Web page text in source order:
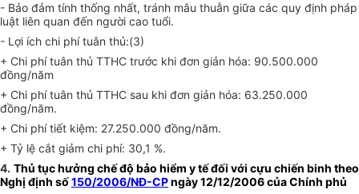
- Bảo đảm tính thống nhất, tránh mâu thuẫn giữa các quy định pháp
luật liên quan đến người cao tuổi.
- Lợi ích chi phí tuân thủ:(3)
+ Chi phí tuân thủ TTHC trước khi đơn giản hóa: 90.500.000
đồng/năm
+ Chi phí tuân thủ TTHC sau khi đơn giản hóa: 63.250.000
đồng/năm.
+ Chi phí tiết kiệm: 27.250.000 đồng/năm.
+ Tỷ lệ cắt giảm chi phí: 30,1 %.
4. Thủ tục hưởng chế độ bảo hiểm y tế đối với cựu chiến binh theo
Nghị định số150/2006/NĐ-CPngày 12/12/2006 của Chính phủ